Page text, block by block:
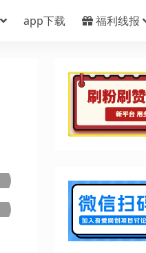
app下载 福利线报